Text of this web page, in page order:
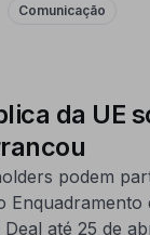
Comunicação
da UE
podem
Enquadramento
até 25 de